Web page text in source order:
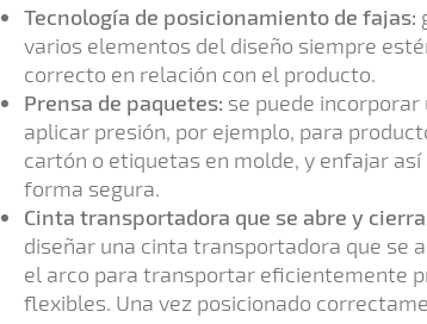
Tecnología de posicionamiento de fajas:
varios elementos del diseño siempre
correcto en relación con el producto.
Prensa de paquetes: se puede incorporar
aplicar presión, por ejemplo, para
cartón o etiquetas en molde, y enfajar
forma segura.
Cinta transportadora que se abre y
diseñar una cinta transportadora que se
el arco para transportar eficientemente
flexibles. Una vez posicionado